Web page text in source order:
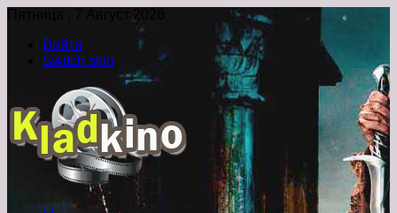
Пятница , 7 Август 2026
Войти
Switch skin